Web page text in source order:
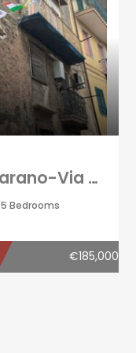
INTERO STABILE Marano-Via Casa Criscio
5 Bedrooms
€185,000